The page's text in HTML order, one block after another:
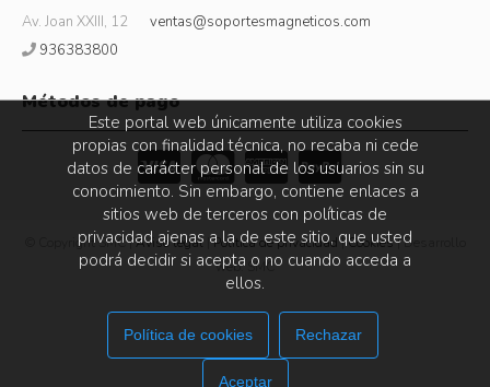
Av. Joan XXIII, 12
ventas@soportesmagneticos.com
936383800
Métodos de pago
© Copyright SMC |Aviso legal|Política de privacidad|Cookies| Desarrollo
web: SMC
Este portal web únicamente utiliza cookies
propias con finalidad técnica, no recaba ni cede
datos de carácter personal de los usuarios sin su
conocimiento. Sin embargo, contiene enlaces a
sitios web de terceros con políticas de
privacidad ajenas a la de este sitio, que usted
podrá decidir si acepta o no cuando acceda a
ellos.
Política de cookies Rechazar
Aceptar